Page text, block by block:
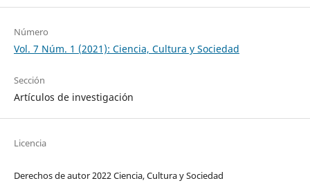
Número
Vol. 7 Núm. 1 (2021): Ciencia, Cultura y Sociedad
Sección
Artículos de investigación
Licencia
Derechos de autor 2022 Ciencia, Cultura y Sociedad